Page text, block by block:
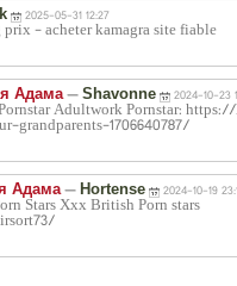
2025-05-31 12:27
- acheter kamagra site fiable
Адама— Shavonne 2024-10-23
Adultwork Pornstar:
grandparents-1706640787/
Адама— Hortense 2024-10-19
Stars Xxx British Porn stars